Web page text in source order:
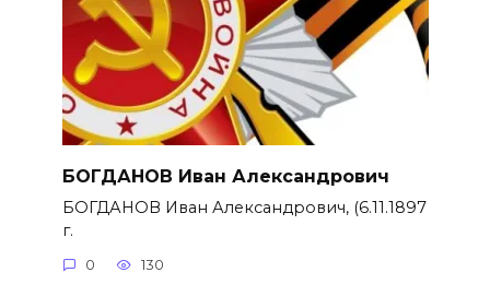
БОГДАНОВ Иван Александрович
БОГДАНОВ Иван Александрович, (6.11.1897
г.
0 130